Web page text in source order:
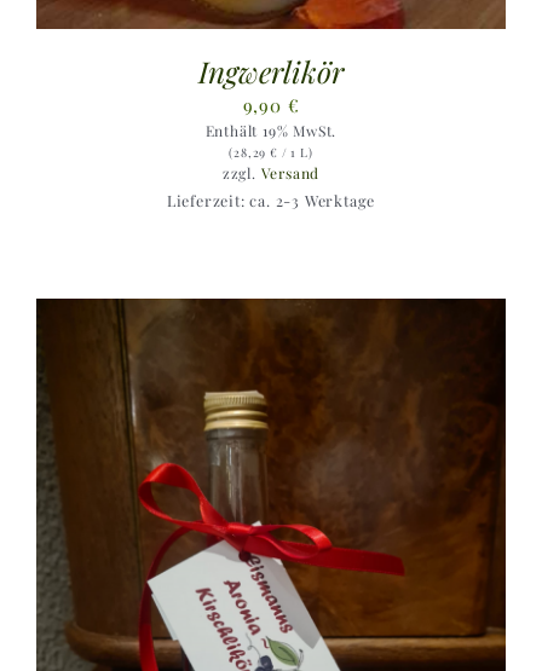
Ingwerlikör
9,90 €
Enthält 19% MwSt.
(28,29€ / 1 L)
zzgl. Versand
Lieferzeit: ca. 2-3 Werktage